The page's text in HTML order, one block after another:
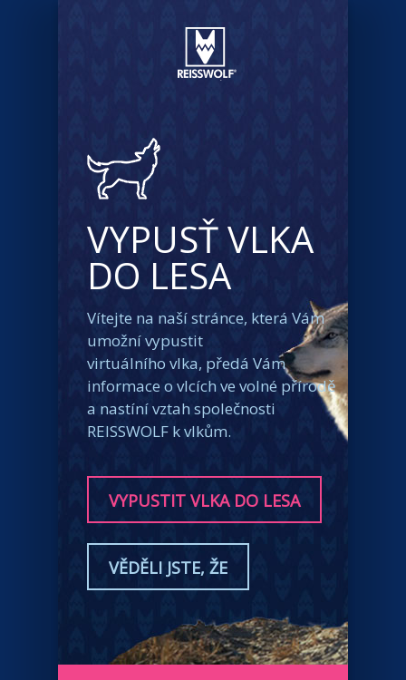
VYPUSŤ VLKA
DO LESA
Vítejte na naší stránce, která Vám
umožní vypustit
virtuálního vlka, předá Vám
informace o vlcích ve volné přírodě
a nastíní vztah společnosti
REISSWOLF k vlkům.
VYPUSTIT VLKA DO LESA
VĚDĚLI JSTE, ŽE